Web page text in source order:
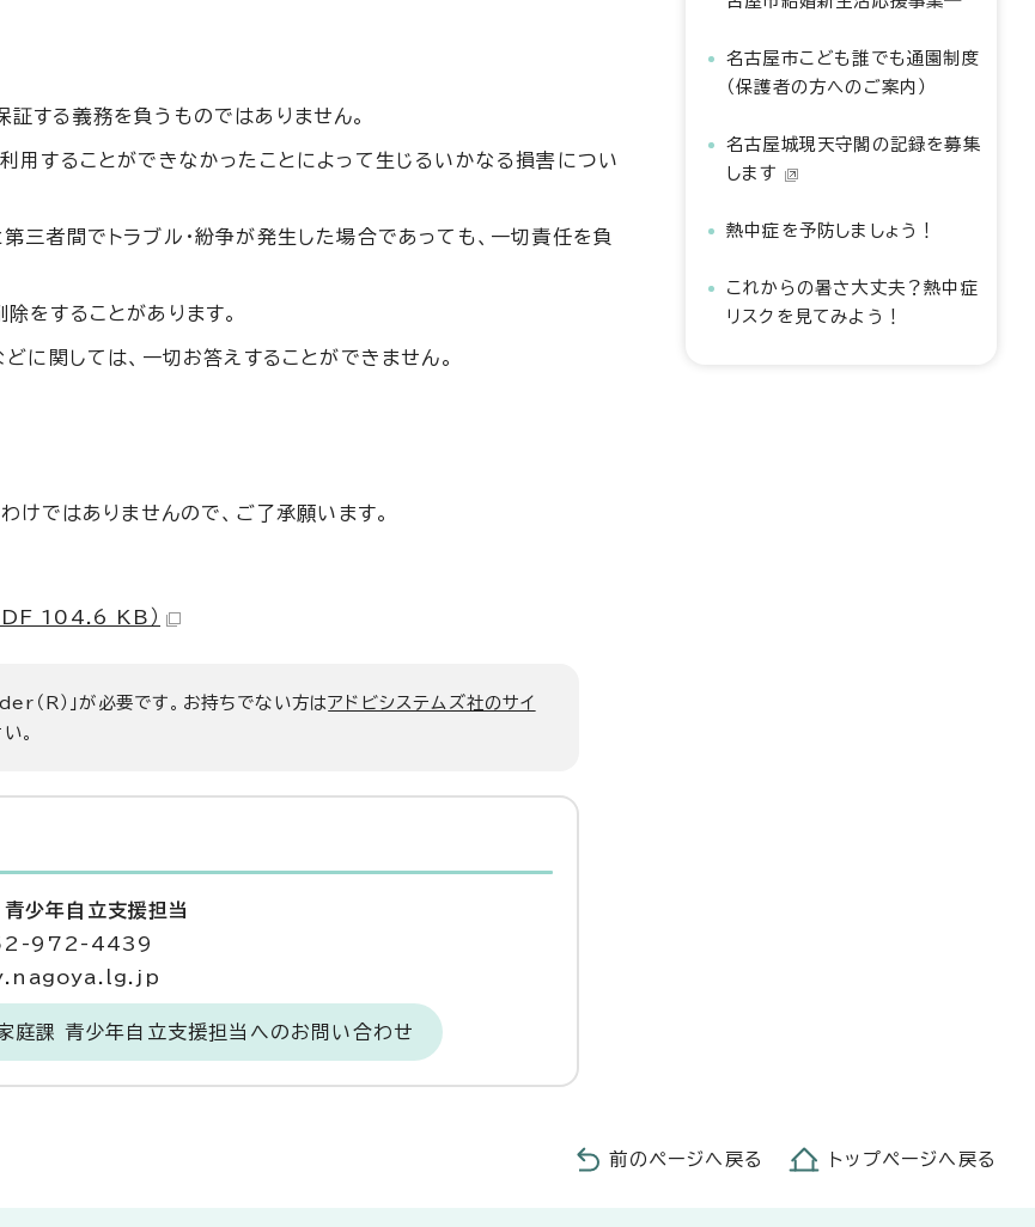
する義務を負うものではありません。
用することができなかったことによって生じるいかなる損害につい
三者間でトラブル・紛争が発生した場合であっても、一切責任を負
をすることがあります。
に関しては、一切お答えすることができません。
けではありませんので、ご了承願います。
PDF 104.6 KB）
（R）」が必要です。お持ちでない方はアドビシステムズ社のサイ
。
少年自立支援担当
972-4439
庭課 青少年自立支援担当へのお問い合わせ
名古屋市こども誰でも通園制度
（保護者の方へのご案内）
名古屋城現天守閣の記録を募集
します
熱中症を予防しましょう！
これからの暑さ大丈夫？熱中症
リスクを見てみよう！
前のページへ戻る トップページへ戻る